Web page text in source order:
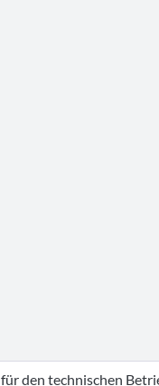
den technischen